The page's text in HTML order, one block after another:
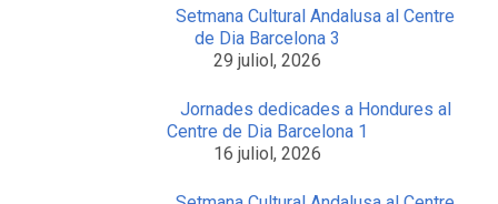
Setmana Cultural Andalusa al Centre
de Dia Barcelona 3
29 juliol, 2026
Jornades dedicades a Hondures al
Centre de Dia Barcelona 1
16 juliol, 2026